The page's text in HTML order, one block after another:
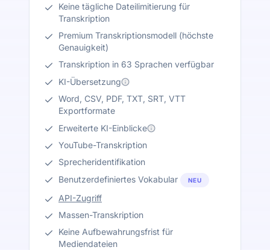
Keine tägliche Dateilimitierung für
Transkription
Premium Transkriptionsmodell (höchste
Genauigkeit)
Transkription in 63 Sprachen verfügbar
KI-Übersetzung
Word, CSV, PDF, TXT, SRT, VTT
Exportformate
Erweiterte KI-Einblicke
YouTube-Transkription
Sprecheridentifikation
Benutzerdefiniertes Vokabular
NEU
API-Zugriff
Massen-Transkription
Keine Aufbewahrungsfrist für
Mediendateien